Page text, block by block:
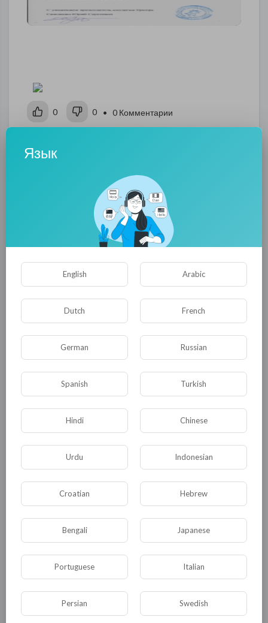
0 0 • 0 Комментарии
Комментариев нет
Общество Происшествия События
Спорт Комедия Развлечение
Новости и политика Культура
Флора и фауна ЖКХ История
Медицина Юмор Наука и образование
Религия Экономика Экология
Язык
English Arabic
Dutch French
German Russian
Spanish Turkish
Hindi Chinese
Urdu Indonesian
Croatian Hebrew
Bengali Japanese
Portuguese Italian
Persian Swedish